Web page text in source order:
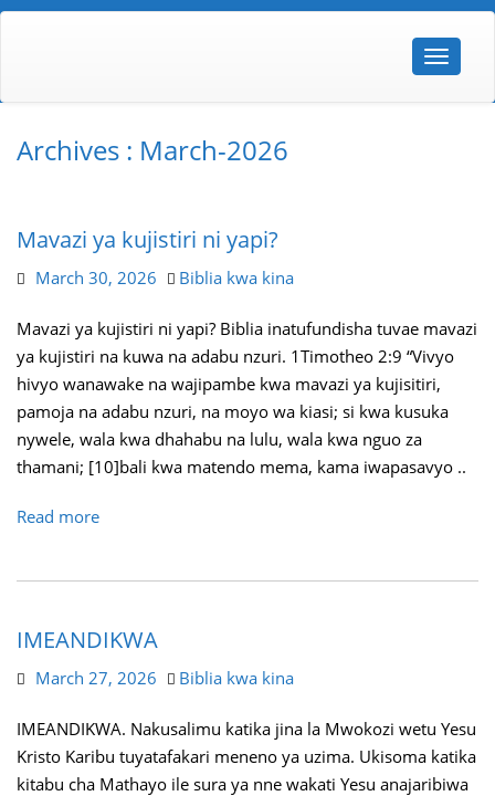
Archives : March-2026
Mavazi ya kujistiri ni yapi?
March 30, 2026 Biblia kwa kina
Mavazi ya kujistiri ni yapi? Biblia inatufundisha tuvae mavazi
ya kujistiri na kuwa na adabu nzuri. 1Timotheo 2:9 “Vivyo
hivyo wanawake na wajipambe kwa mavazi ya kujisitiri,
pamoja na adabu nzuri, na moyo wa kiasi; si kwa kusuka
nywele, wala kwa dhahabu na lulu, wala kwa nguo za
thamani; [10]bali kwa matendo mema, kama iwapasavyo ..
Read more
IMEANDIKWA
March 27, 2026 Biblia kwa kina
IMEANDIKWA. Nakusalimu katika jina la Mwokozi wetu Yesu
Kristo Karibu tuyatafakari meneno ya uzima. Ukisoma katika
kitabu cha Mathayo ile sura ya nne wakati Yesu anajaribiwa